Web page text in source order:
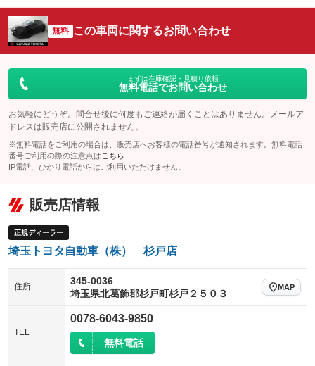
：装備あり ：装備あり
サイドカメラ
：装備なし ルーフレール
：装備なし
：装備なし
：装備なし
無料 この車両に関するお問い合わせ
まずは在庫確認・見積り依頼
無料電話でお問い合わせ
お気軽にどうぞ。問合せ後に何度もご連絡が届くことはありません。メールア
ドレスは販売店に公開されません。
※無料電話をご利用の場合は、販売店へお客様の電話番号が通知されます。無料電話
番号ご利用の際の注意点は こちら
IP電話、ひかり電話からはご利用いただけません。
販売店情報
正規ディーラー
埼玉トヨタ自動車（株） 杉戸店
住所
345-0036
埼玉県北葛飾郡杉戸町杉戸２５０３
MAP
TEL
0078-6043-9850
無料電話